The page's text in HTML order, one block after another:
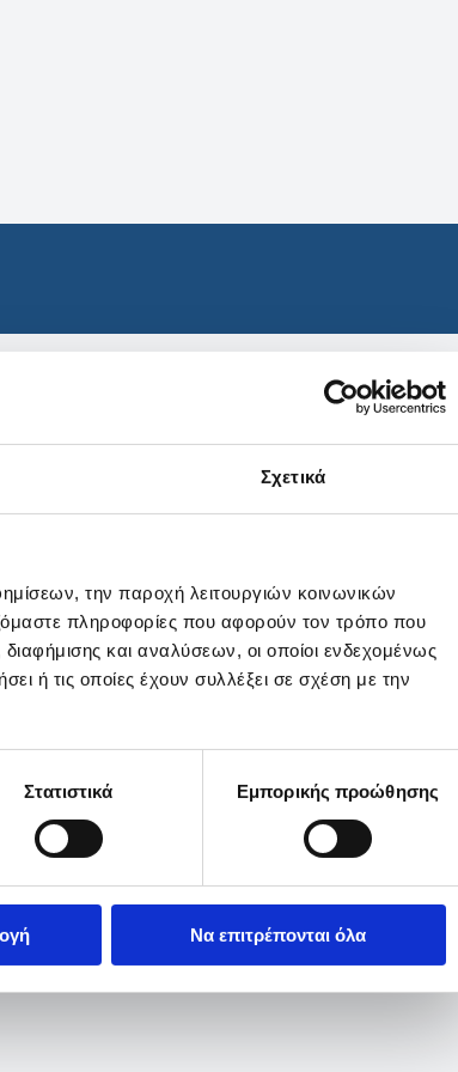
Σχετικά
την παροχή λειτουργιών κοινωνικών
πληροφορίες που αφορούν τον τρόπο που
και αναλύσεων, οι οποίοι ενδεχομένως
ή τις οποίες έχουν συλλέξει σε σχέση με την
Στατιστικά Εμπορικής προώθησης
Να επιτρέπονται όλα
με τα